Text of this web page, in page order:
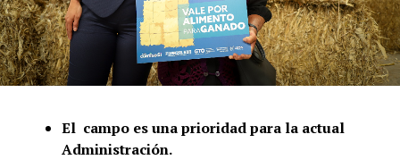
El campo es una prioridad para la actual
Administración.